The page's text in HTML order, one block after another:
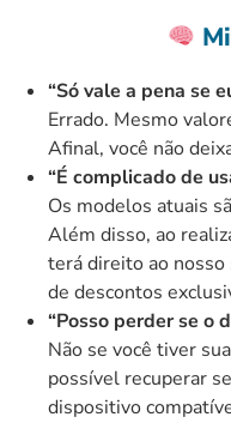
“Só vale a pena se
Errado. Mesmo
Afinal, você não
“É complicado de
Os modelos atuais
Além disso, ao
terá direito ao
de descontos
“Posso perder se o
Não se você tiver
possível recuperar
dispositivo